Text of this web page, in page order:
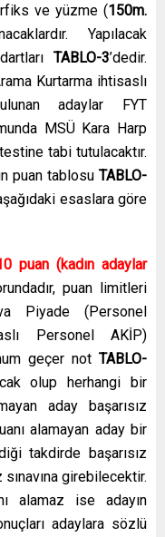
ve yüzme (150m.
Yapılacak
TABLO-3’dedir.
Kurtarma ihtisaslı
adaylar FYT
MSÜ Kara Harp
tabi tutulacaktır.
puan tablosu TABLO-
esaslara göre
puan (kadın adaylar
puan limitleri
Piyade (Personel
Personel AKİP)
geçer not TABLO-
olup herhangi bir
aday başarısız
alamayan aday bir
takdirde başarısız
girebilecektir.
alamaz ise adayın
adaylara sözlü